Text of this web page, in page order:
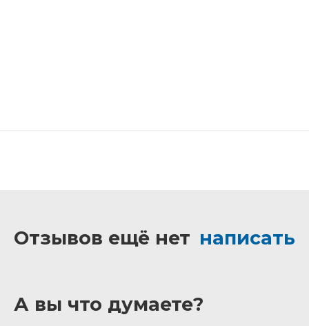
Отзывов ещё нет написать
А вы что думаете?